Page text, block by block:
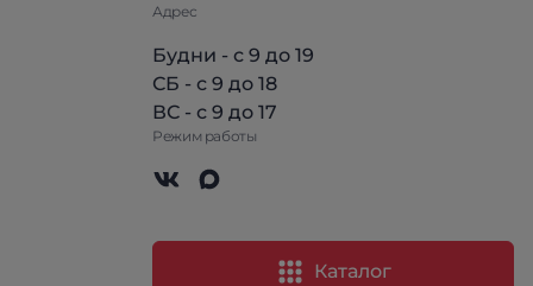
Адрес
Будни - с 9 до 19
СБ - с 9 до 18
ВС - с 9 до 17
Режим работы
Каталог